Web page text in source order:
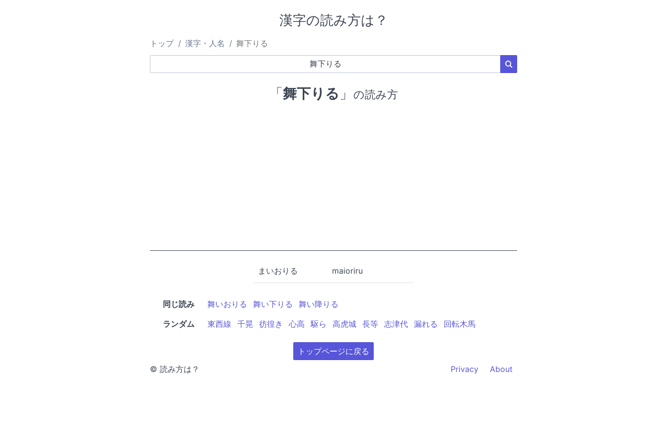
漢字の読み方は？
トップ 漢字・人名 舞下りる
「舞下りる 」 の読み方
まいおりる maioriru
同じ読み 舞いおりる 舞い下りる
舞い降りる
ランダム
東西線 千晃 彷徨き 心高 駆ら 高虎城 長等 志津代 漏れる 回転木馬
トップページに戻る
© 読み方は？
Privacy About